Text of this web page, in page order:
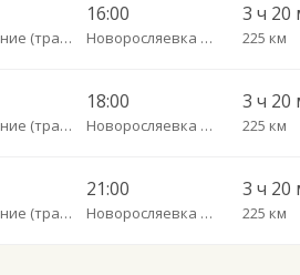
Пробуждение (трасса)
16:00
Новоросляевка (трасса Дергачи-Озинки)
3 ч 20
225 км
Пробуждение (трасса)
18:00
Новоросляевка (трасса Дергачи-Озинки)
3 ч 20
225 км
Пробуждение (трасса)
21:00
Новоросляевка (трасса Дергачи-Озинки)
3 ч 20
225 км